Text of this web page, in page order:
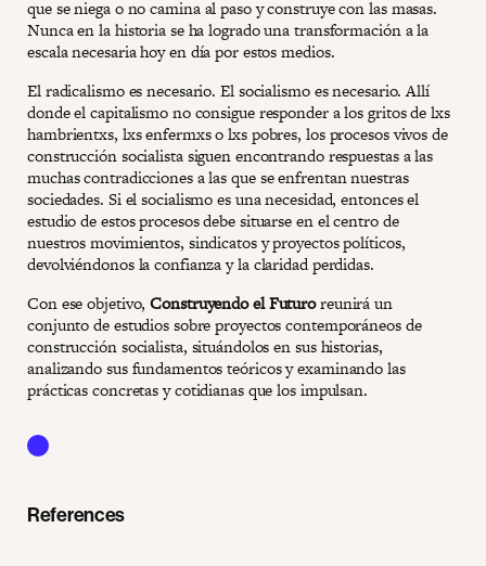
que se niega o no camina al paso y construye con las masas.
Nunca en la historia se ha logrado una transformación a la
escala necesaria hoy en día por estos medios.
El radicalismo es necesario. El socialismo es necesario. Allí
donde el capitalismo no consigue responder a los gritos de lxs
hambrientxs, lxs enfermxs o lxs pobres, los procesos vivos de
construcción socialista siguen encontrando respuestas a las
muchas contradicciones a las que se enfrentan nuestras
sociedades. Si el socialismo es una necesidad, entonces el
estudio de estos procesos debe situarse en el centro de
nuestros movimientos, sindicatos y proyectos políticos,
devolviéndonos la confianza y la claridad perdidas.
Con ese objetivo,Construyendo el Futuroreunirá un
conjunto de estudios sobre proyectos contemporáneos de
construcción socialista, situándolos en sus historias,
analizando sus fundamentos teóricos y examinando las
prácticas concretas y cotidianas que los impulsan.
References